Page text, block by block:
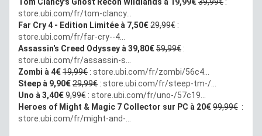
store.ubi.com/fr/tom-clancy...
Far Cry 4 - Edition Limitée à 7,50€29,99€ :
store.ubi.com/fr/far-cry--4...
Assassin's Creed Odyssey à 39,80€59,99€ :
store.ubi.com/fr/assassin-s...
Zombi à 4€19,99€ : store.ubi.com/fr/zombi/56c4...
Steep à 9,90€29,99€ : store.ubi.com/fr/steep-tm-/...
Uno à 3,40€9,99€ : store.ubi.com/fr/uno-/57c19...
Heroes of Might & Magic 7 Collector sur PC à 20€99,99€ :
store.ubi.com/fr/might-and-...